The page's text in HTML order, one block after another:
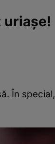
uriașe!
În special,